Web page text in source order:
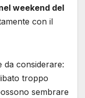
weekend del
con il
da considerare:
troppo
sembrare